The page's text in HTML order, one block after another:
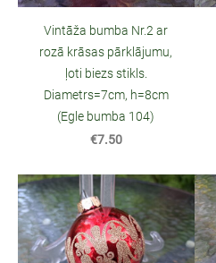
Vintāža bumba Nr.2 ar
rozā krāsas pārklājumu,
ļoti biezs stikls.
Diametrs=7cm, h=8cm
(Egle bumba 104)
€7.50